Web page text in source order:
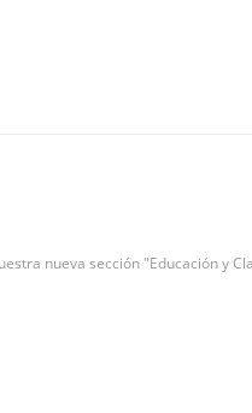
nueva sección "Educación y